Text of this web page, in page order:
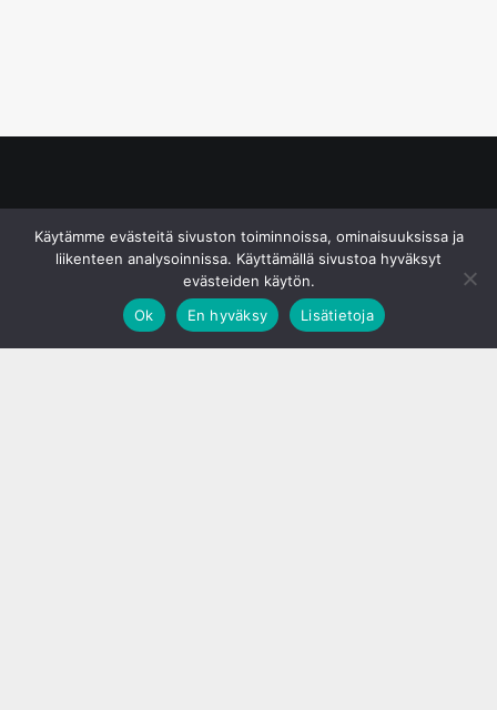
Käytämme evästeitä sivuston toiminnoissa, ominaisuuksissa ja
liikenteen analysoinnissa. Käyttämällä sivustoa hyväksyt
evästeiden käytön.
Ok
En hyväksy Lisätietoja